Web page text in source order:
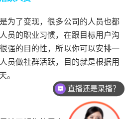
为了变现，很多公司的人员也都
员的职业习惯，在跟目标用户沟
强的目的性，所以你可以安排一
员做社群活跃，目的就是根据用
。
直播还是录播？